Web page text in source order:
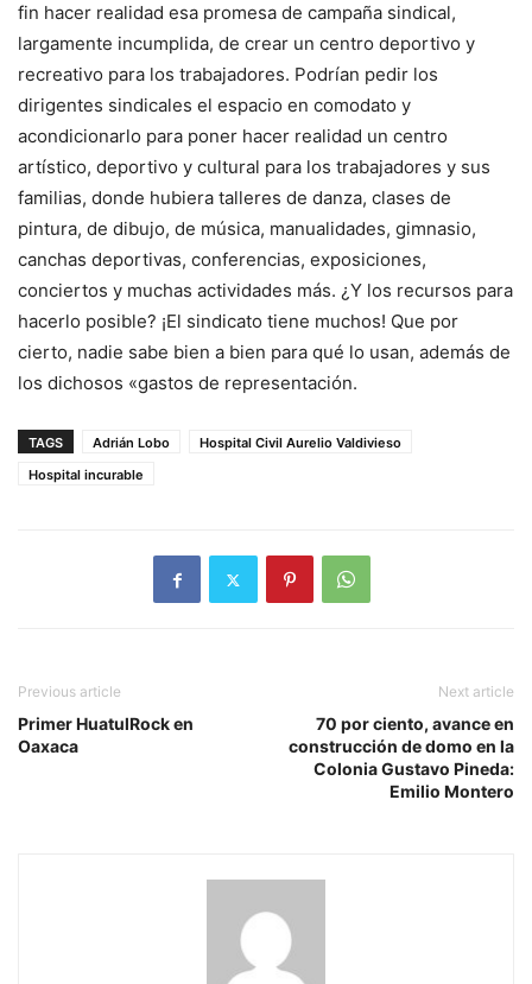
fin hacer realidad esa promesa de campaña sindical,
largamente incumplida, de crear un centro deportivo y
recreativo para los trabajadores. Podrían pedir los
dirigentes sindicales el espacio en comodato y
acondicionarlo para poner hacer realidad un centro
artístico, deportivo y cultural para los trabajadores y sus
familias, donde hubiera talleres de danza, clases de
pintura, de dibujo, de música, manualidades, gimnasio,
canchas deportivas, conferencias, exposiciones,
conciertos y muchas actividades más. ¿Y los recursos para
hacerlo posible? ¡El sindicato tiene muchos! Que por
cierto, nadie sabe bien a bien para qué lo usan, además de
los dichosos «gastos de representación.
TAGS Adrián Lobo
Hospital Civil Aurelio Valdivieso
Hospital incurable
Previous article
Primer HuatulRock en
Oaxaca
Next article
70 por ciento, avance en
construcción de domo en la
Colonia Gustavo Pineda:
Emilio Montero